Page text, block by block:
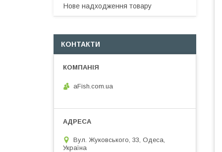
Нове надходження товару
КОНТАКТИ
aFish.com.ua
Вул. Жуковського, 33, Одеса,
Україна